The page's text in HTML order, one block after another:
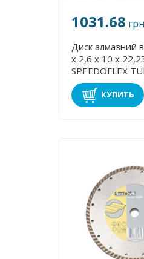
1031.68 грн
Диск алмазний
х 2,6 х 10 х
SPEEDOFLEX
FLEXOVIT
КУПИТЬ